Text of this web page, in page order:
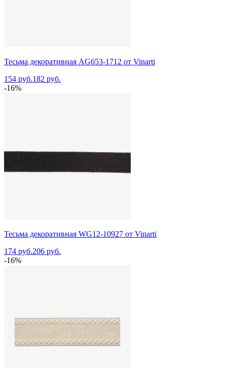
Тесьма декоративная AG653-1712 от Vinarti
154 руб.182 руб.
-16%
Тесьма декоративная WG12-10927 от Vinarti
174 руб.206 руб.
-16%